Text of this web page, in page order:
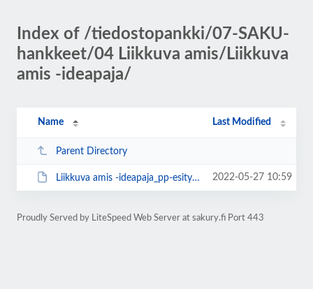
Index of /tiedostopankki/07-SAKU-
hankkeet/04 Liikkuva amis/Liikkuva
amis -ideapaja/
Name Last Modified
Parent Directory
Liikkuva amis -ideapaja_pp-esitys.pptx 2022-05-27 10:59
Proudly Served by LiteSpeed Web Server at sakury.fi Port 443